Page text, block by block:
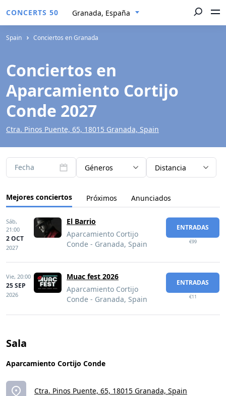
CONCERTS 50 Granada, España
Spain Conciertos en Granada
Conciertos en
Aparcamiento Cortijo
Conde 2027
Ctra. Pinos Puente, 65, 18015 Granada, Spain
Fecha Géneros Distancia
Mejores conciertos Próximos Anunciados
Sáb,
21:00
2 OCT
2027
El Barrio
Aparcamiento Cortijo
Conde - Granada, Spain
ENTRADAS
€99
Vie, 20:00
25 SEP
2026
Muac fest 2026
Aparcamiento Cortijo
Conde - Granada, Spain
ENTRADAS
€11
Sala
Aparcamiento Cortijo Conde
Ctra. Pinos Puente, 65, 18015 Granada, Spain